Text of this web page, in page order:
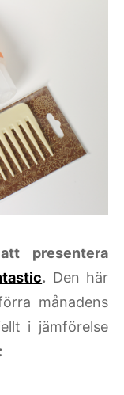
presentera
. Den här
månadens
i jämförelse